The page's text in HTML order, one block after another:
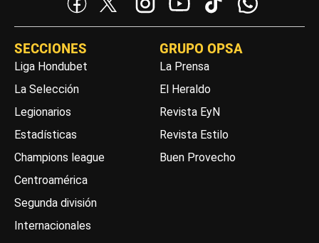
SECCIONES
Liga Hondubet
La Selección
Legionarios
Estadísticas
Champions league
Centroamérica
Segunda división
Internacionales
GRUPO OPSA
La Prensa
El Heraldo
Revista EyN
Revista Estilo
Buen Provecho